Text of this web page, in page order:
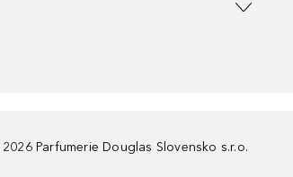
2026 Parfumerie Douglas Slovensko s.r.o.